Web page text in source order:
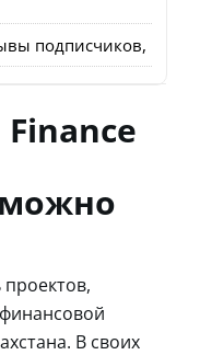
подписчиков,
В своих